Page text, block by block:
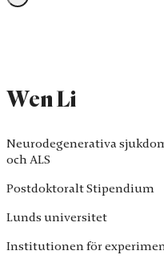
Wen Li
Neurodegenerativa
och ALS
Postdoktoralt Stipendium
Lunds universitet
Institutionen för